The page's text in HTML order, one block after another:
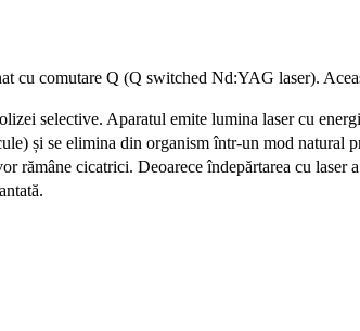
cu comutare Q (Q switched Nd:YAG laser).
selective. Aparatul emite lumina laser cu
și se elimina din organism într-un mod
rămâne cicatrici. Deoarece îndepărtarea cu laser